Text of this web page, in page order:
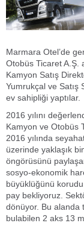
Marmara Otel’de
Otobüs Ticaret A.Ş.
Kamyon Satış
Yumrukçal ve Satış
ev sahipliği yaptılar.
2016 yılını
Kamyon ve Otobüs
2016 yılında
üzerinde yaklaşık
öngörüsünü
sosyo-ekonomik
büyüklüğünü
pay bekliyoruz.
dönüyor. Bu alanda
bulabilen 2 aks 13